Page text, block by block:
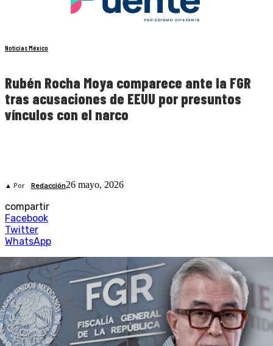
Noticias México
Rubén Rocha Moya comparece ante la FGR
tras acusaciones de EEUU por presuntos
vínculos con el narco
▲ Por Redacción26 mayo, 2026
compartir
Facebook
Twitter
WhatsApp